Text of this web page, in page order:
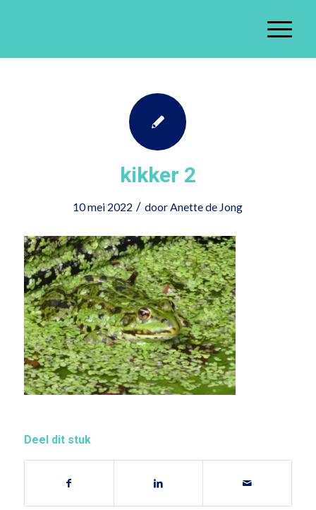
kikker 2
10 mei 2022 / doorAnette de Jong
Deel dit stuk